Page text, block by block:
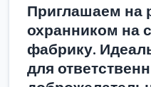
Приглашаем на
охранником на
фабрику.
для